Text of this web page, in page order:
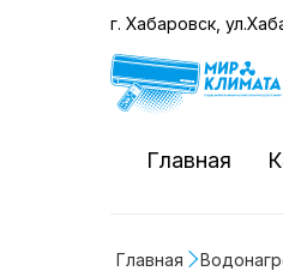
г. Хабаровск,
Главная
Главная